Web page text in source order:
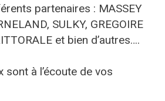
partenaires : MASSEY
SULKY, GREGOIRE
et bien d’autres….
à l’écoute de vos